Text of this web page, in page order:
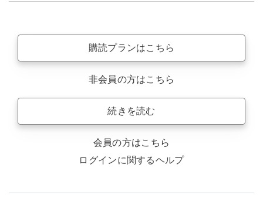
購読プランはこちら
非会員の方はこちら
続きを読む
会員の方はこちら
ログインに関するヘルプ